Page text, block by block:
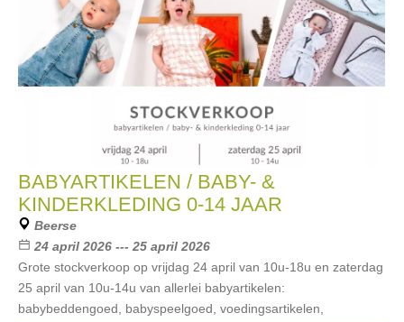
BABYARTIKELEN / BABY- &
KINDERKLEDING 0-14 JAAR
Beerse
24 april 2026 --- 25 april 2026
Grote stockverkoop op vrijdag 24 april van 10u-18u en zaterdag
25 april van 10u-14u van allerlei babyartikelen:
babybeddengoed, babyspeelgoed, voedingsartikelen,